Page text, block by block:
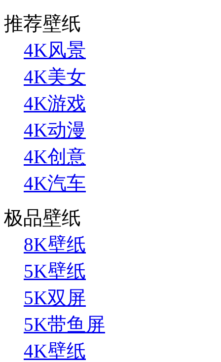
推荐壁纸
4K风景
4K美女
4K游戏
4K动漫
4K创意
4K汽车
极品壁纸
8K壁纸
5K壁纸
5K双屏
5K带鱼屏
4K壁纸